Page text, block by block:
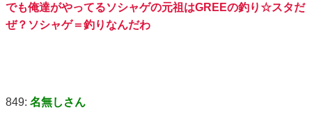
でも俺達がやってるソシャゲの元祖はGREEの釣り☆スタだ
ぜ？ソシャゲ＝釣りなんだわ
849: 名無しさん